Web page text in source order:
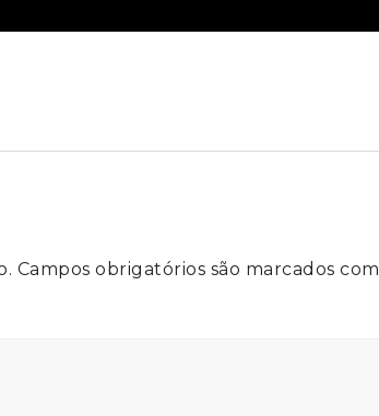
Campos obrigatórios são marcados com